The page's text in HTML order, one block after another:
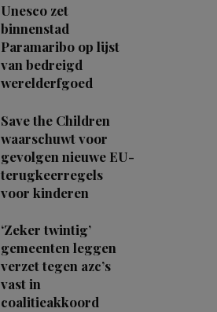
Unesco zet
binnenstad
Paramaribo op lijst
van bedreigd
werelderfgoed
Save the Children
waarschuwt voor
gevolgen nieuwe EU-
terugkeerregels
voor kinderen
‘Zeker twintig’
gemeenten leggen
verzet tegen azc’s
vast in
coalitieakkoord